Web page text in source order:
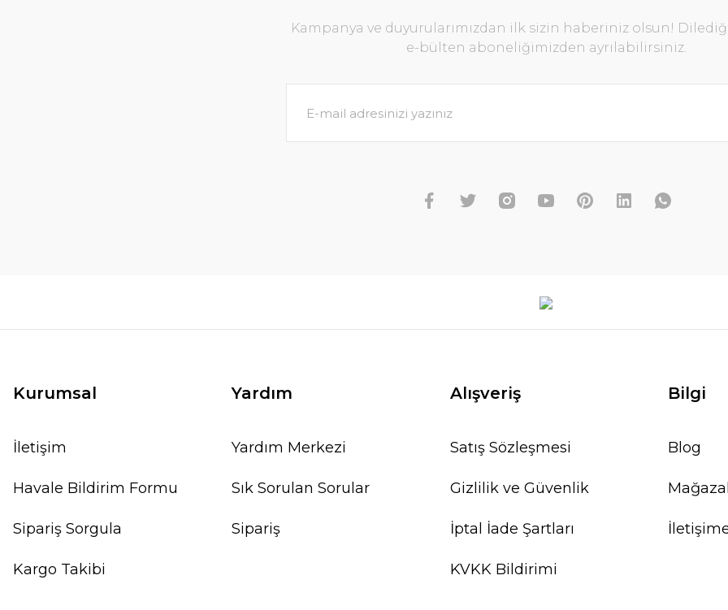
Kampanya ve duyurularımızdan ilk sizin haberiniz olsun!
e-bülten aboneliğimizden ayrılabilirsiniz.
Kurumsal
İletişim
Havale Bildirim Formu
Sipariş Sorgula
Kargo Takibi
Yardım
Yardım Merkezi
Sık Sorulan Sorular
Sipariş
Alışveriş
Satış Sözleşmesi
Gizlilik ve Güvenlik
İptal İade Şartları
KVKK Bildirimi
Bilgi
Blog